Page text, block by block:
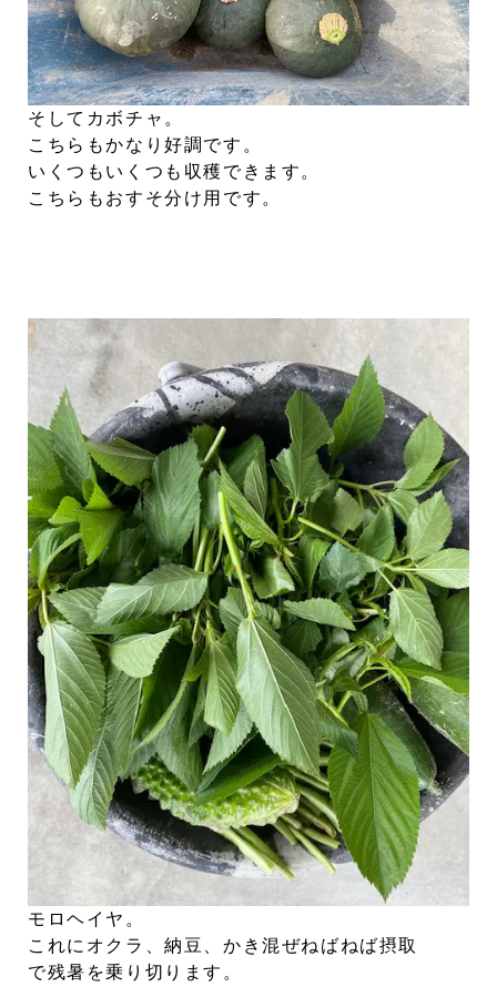
そしてカボチャ。
こちらもかなり好調です。
いくつもいくつも収穫できます。
こちらもおすそ分け用です。
モロヘイヤ。
これにオクラ、納豆、かき混ぜねばねば摂取
で残暑を乗り切ります。